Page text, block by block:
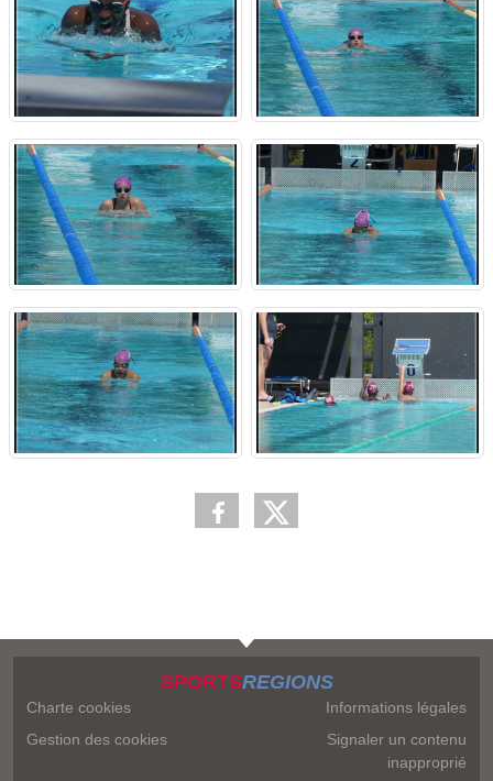
SPORTSREGIONS
Charte cookies
Gestion des cookies
Informations légales
Signaler un contenu
inapproprié